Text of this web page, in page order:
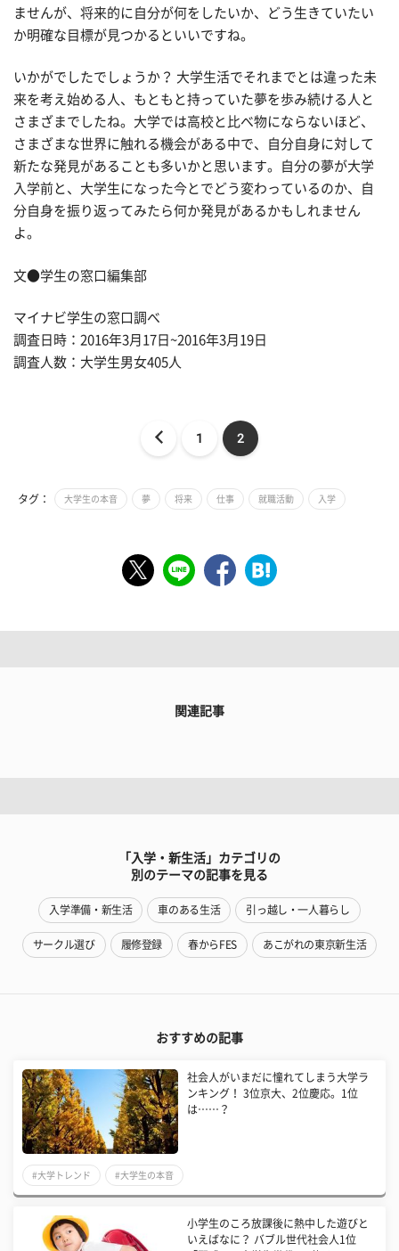
ませんが、将来的に自分が何をしたいか、どう生きていたい
か明確な目標が見つかるといいですね。
いかがでしたでしょうか？ 大学生活でそれまでとは違った未
来を考え始める人、もともと持っていた夢を歩み続ける人と
さまざまでしたね。大学では高校と比べ物にならないほど、
さまざまな世界に触れる機会がある中で、自分自身に対して
新たな発見があることも多いかと思います。自分の夢が大学
入学前と、大学生になった今とでどう変わっているのか、自
分自身を振り返ってみたら何か発見があるかもしれません
よ。
文●学生の窓口編集部
マイナビ学生の窓口調べ
調査日時：2016年3月17日~2016年3月19日
調査人数：大学生男女405人
1 2
タグ： 大学生の本音 夢 将来 仕事 就職活動 入学
関連記事
「入学・新生活」カテゴリの
別のテーマの記事を見る
入学準備・新生活 車のある生活 引っ越し・一人暮らし
サークル選び 履修登録 春からFES あこがれの東京新生活
おすすめの記事
社会人がいまだに憧れてしまう大学ラ
ンキング！ 3位京大、2位慶応。1位
は……？
#大学トレンド #大学生の本音
小学生のころ放課後に熱中した遊びと
いえばなに？ バブル世代社会人1位